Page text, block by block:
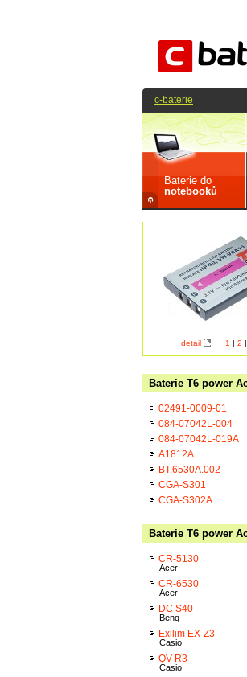
Baterie do
notebooků
detail 1 | 2 |
Baterie T6 power
02491-0009-01
084-07042L-004
084-07042L-019A
A1812A
BT.6530A.002
CGA-S301
CGA-S302A
Baterie T6 power
CR-5130
Acer
CR-6530
Acer
DC S40
Benq
Exilim EX-Z3
Casio
QV-R3
Casio
c-baterie